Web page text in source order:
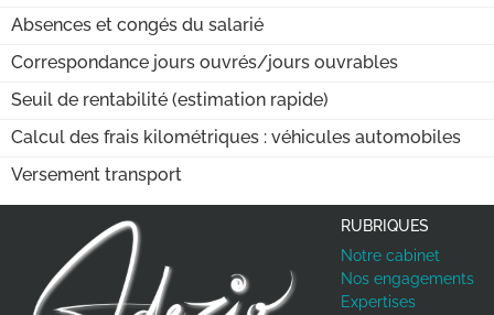
Absences et congés du salarié
Correspondance jours ouvrés/jours ouvrables
Seuil de rentabilité (estimation rapide)
Calcul des frais kilométriques : véhicules automobiles
Versement transport
RUBRIQUES
Notre cabinet
Nos engagements
Expertises